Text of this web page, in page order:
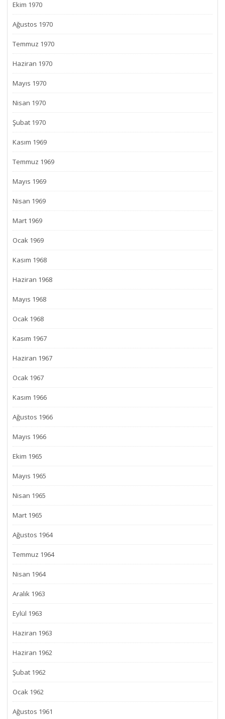
Ekim 1970
Ağustos 1970
Temmuz 1970
Haziran 1970
Mayıs 1970
Nisan 1970
Şubat 1970
Kasım 1969
Temmuz 1969
Mayıs 1969
Nisan 1969
Mart 1969
Ocak 1969
Kasım 1968
Haziran 1968
Mayıs 1968
Ocak 1968
Kasım 1967
Haziran 1967
Ocak 1967
Kasım 1966
Ağustos 1966
Mayıs 1966
Ekim 1965
Mayıs 1965
Nisan 1965
Mart 1965
Ağustos 1964
Temmuz 1964
Nisan 1964
Aralık 1963
Eylül 1963
Haziran 1963
Haziran 1962
Şubat 1962
Ocak 1962
Ağustos 1961